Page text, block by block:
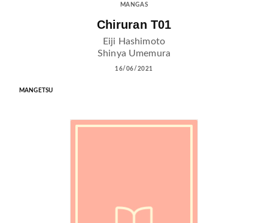
MANGAS
Chiruran T01
Eiji Hashimoto
Shinya Umemura
16/06/2021
MANGETSU